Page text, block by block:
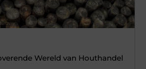
Wereld van Houthandel